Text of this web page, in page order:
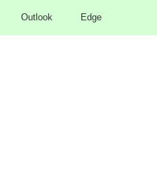
Outlook Edge